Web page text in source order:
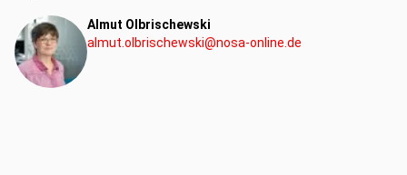
Almut Olbrischewski
almut.olbrischewski@nosa-online.de